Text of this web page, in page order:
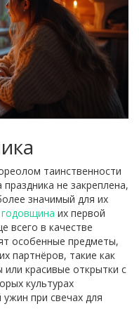
таинственности
не закреплена,
значимый для их
годовщина их первой
всего в качестве
особенные предметы,
партнёров, такие как
красивые открытки с
культурах
при свечах для